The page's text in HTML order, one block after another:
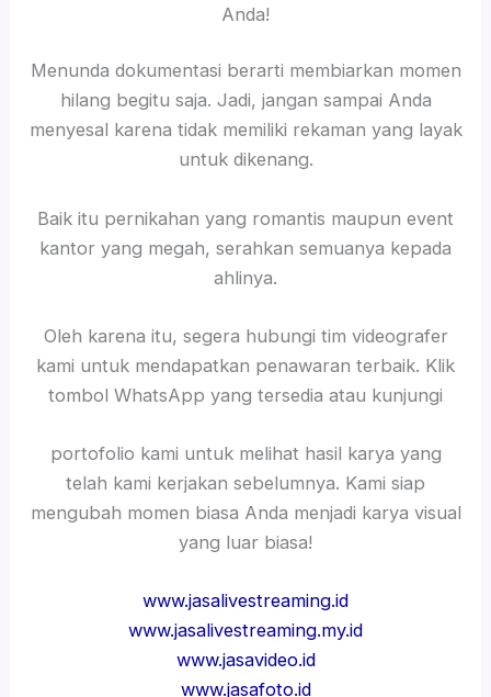
Anda!
Menunda dokumentasi berarti membiarkan momen
hilang begitu saja. Jadi, jangan sampai Anda
menyesal karena tidak memiliki rekaman yang layak
untuk dikenang.
Baik itu pernikahan yang romantis maupun event
kantor yang megah, serahkan semuanya kepada
ahlinya.
Oleh karena itu, segera hubungi tim videografer
kami untuk mendapatkan penawaran terbaik. Klik
tombol WhatsApp yang tersedia atau kunjungi
portofolio kami untuk melihat hasil karya yang
telah kami kerjakan sebelumnya. Kami siap
mengubah momen biasa Anda menjadi karya visual
yang luar biasa!
www.jasalivestreaming.id
www.jasalivestreaming.my.id
www.jasavideo.id
www.jasafoto.id